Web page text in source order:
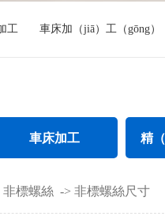
工 車床加（jiā）工（gōng）
）
車床加工
螺母車床加工
精
精密不
非標螺絲 -> 非標螺絲尺寸